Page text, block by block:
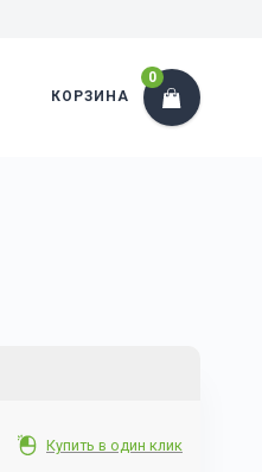
КОРЗИНА
0
Купить в один клик